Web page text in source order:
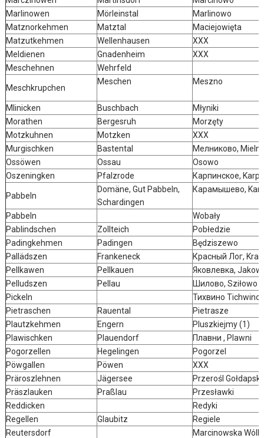
Marlinowen
Mörleinstal
Marlinowo
Matznorkehmen
Matztal
Maciejowięta
Matzutkehmen
Wellenhausen
XXX
Meldienen
Gnadenheim
XXX
Meschehnen
Wehrfeld
Meschkrupchen
Meschen Meszno
Mlinicken Buschbach
Młyniki
Morathen
Bergesruh
Morzęty
Motzkuhnen
Motzken
XXX
Murgischken
Bastental
Мелниково,
Ossöwen
Ossau
Osowo
Oszeningken
Pfalzrode Карпинское,
Pabbeln
Domäne, Gut Pabbeln,
Schardingen
Карамышево,
Pabbeln
Wobały
Pablindschen
Zollteich
Pobłedzie
Padingkehmen
Padingen
Będziszewo
Pallädszen
Frankeneck
Красный Лог,
Pellkawen
Pellkauen
Яковлевка,
Pelludszen
Pellau
Шилово, Sziłowo
Pickeln
Тихвино Tichwino
Pietraschen
Rauental
Pietrasze
Plautzkehmen
Engern
Pluszkiejmy (1)
Plawischken
Plauendorf
Плавни , Plawni
Pogorzellen
Hegelingen
Pogorzel
Pöwgallen
Pöwen
XXX
Präroszlehnen
Jägersee
Przerośl
Präszlauken
Praßlau
Przesławki
Reddicken
Redyki
Regellen
Glaubitz
Regiele
Reutersdorf
Marcinowska